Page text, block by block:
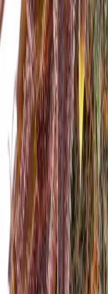
CBD Shops Cannabis Karte